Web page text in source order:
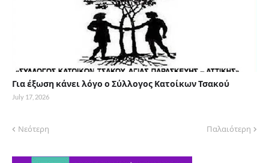
Για έξωση κάνει λόγο ο Σύλλογος Κατοίκων Τσακού
July 17, 2026
Νεότερη Παλαιότερη